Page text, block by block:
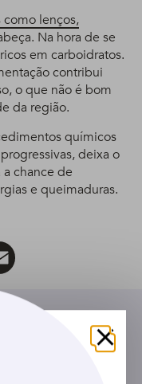
como lenços,
Na hora de se
em carboidratos.
contribui
o que não é bom
da região.
químicos
deixa o
chance de
e queimaduras.
Fechar